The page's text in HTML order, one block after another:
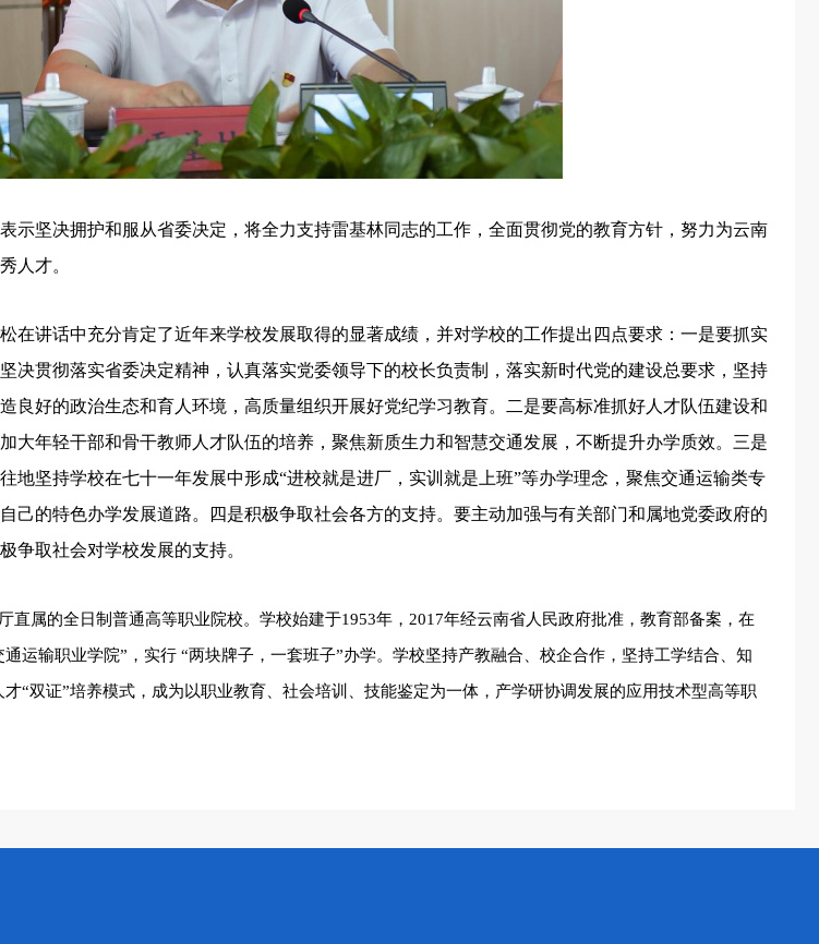
示坚决拥护和服从省委决定，将全力支持雷基林同志的工作，全面贯彻党的教育方针，努力为云南
人才。
在讲话中充分肯定了近年来学校发展取得的显著成绩，并对学校的工作提出四点要求：一是要抓实
决贯彻落实省委决定精神，认真落实党委领导下的校长负责制，落实新时代党的建设总要求，坚持
良好的政治生态和育人环境，高质量组织开展好党纪学习教育。二是要高标准抓好人才队伍建设和
大年轻干部和骨干教师人才队伍的培养，聚焦新质生力和智慧交通发展，不断提升办学质效。三是
地坚持学校在七十一年发展中形成“进校就是进厂，实训就是上班”等办学理念，聚焦交通运输类专
己的特色办学发展道路。四是积极争取社会各方的支持。要主动加强与有关部门和属地党委政府的
争取社会对学校发展的支持。
直属的全日制普通高等职业院校。 学校始建于1953年，2017年经云南省人民政府批准，教育部备案，在
运输职业学院”，实行 “两块牌子，一套班子”办学。 学校坚持产教融合、校企合作，坚持工学结合、知
“双证”培养模式，成为以职业教育、社会培训、技能鉴定为一体，产学研协调发展的应用技术型高等职